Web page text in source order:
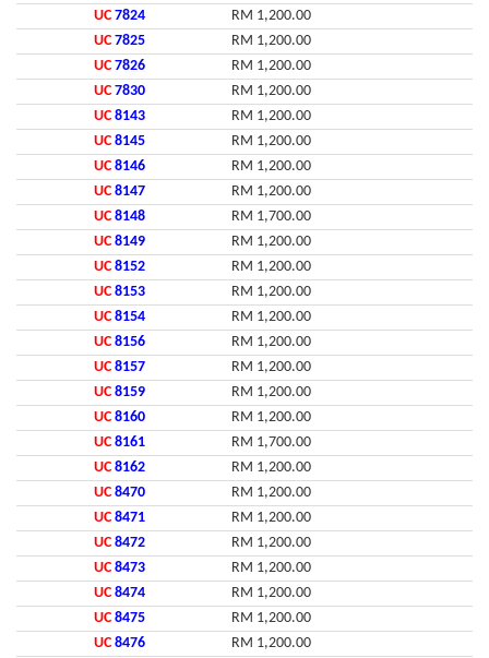
UC 7824
RM 1,200.00
UC 7825
RM 1,200.00
UC 7826
RM 1,200.00
UC 7830
RM 1,200.00
UC 8143
RM 1,200.00
UC 8145
RM 1,200.00
UC 8146
RM 1,200.00
UC 8147
RM 1,200.00
UC 8148
RM 1,700.00
UC 8149
RM 1,200.00
UC 8152
RM 1,200.00
UC 8153
RM 1,200.00
UC 8154
RM 1,200.00
UC 8156
RM 1,200.00
UC 8157
RM 1,200.00
UC 8159
RM 1,200.00
UC 8160
RM 1,200.00
UC 8161
RM 1,700.00
UC 8162
RM 1,200.00
UC 8470
RM 1,200.00
UC 8471
RM 1,200.00
UC 8472
RM 1,200.00
UC 8473
RM 1,200.00
UC 8474
RM 1,200.00
UC 8475
RM 1,200.00
UC 8476
RM 1,200.00